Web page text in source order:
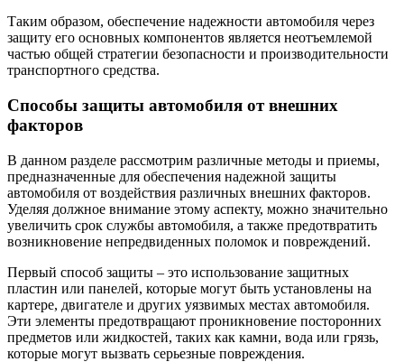
Таким образом, обеспечение надежности автомобиля через
защиту его основных компонентов является неотъемлемой
частью общей стратегии безопасности и производительности
транспортного средства.
Способы защиты автомобиля от внешних
факторов
В данном разделе рассмотрим различные методы и приемы,
предназначенные для обеспечения надежной защиты
автомобиля от воздействия различных внешних факторов.
Уделяя должное внимание этому аспекту, можно значительно
увеличить срок службы автомобиля, а также предотвратить
возникновение непредвиденных поломок и повреждений.
Первый способ защиты – это использование защитных
пластин или панелей, которые могут быть установлены на
картере, двигателе и других уязвимых местах автомобиля.
Эти элементы предотвращают проникновение посторонних
предметов или жидкостей, таких как камни, вода или грязь,
которые могут вызвать серьезные повреждения.